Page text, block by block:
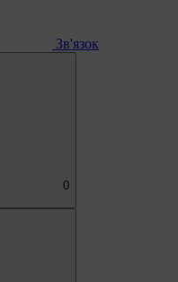
Зв'язок
0